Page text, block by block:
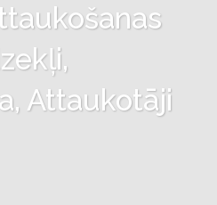
Attaukotāji